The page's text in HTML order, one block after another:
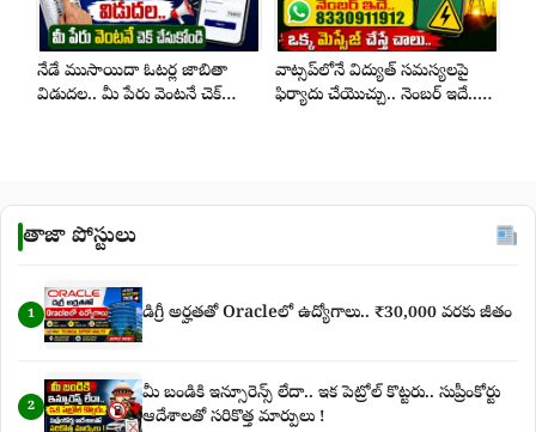
నేడే ముసాయిదా ఓటర్ల జాబితా
విడుదల.. మీ పేరు వెంటనే చెక్
వాట్సప్‌లోనే విద్యుత్ సమస్యలపై
ఫిర్యాదు చేయొచ్చు.. నెంబర్ ఇదే..
తాజా పోస్టులు
1 డిగ్రీ అర్హతతో Oracleలో ఉద్యోగాలు.. ₹30,000 వరకు జీతం
2
మీ బండికి ఇన్సూరెన్స్ లేదా.. ఇక పెట్రోల్ కొట్టరు.. సుప్రీంకోర్టు
ఆదేశాలతో సరికొత్త మార్పులు !